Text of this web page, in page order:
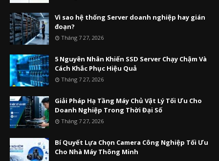
Vì sao hệ thống Server doanh nghiệp hay gián
đoạn?
Tháng 7 27, 2026
5 Nguyên Nhân Khiến SSD Server Chạy Chậm Và
Cách Khắc Phục Hiệu Quả
Tháng 7 27, 2026
Giải Pháp Hạ Tầng Máy Chủ Vật Lý Tối Ưu Cho
Doanh Nghiệp Trong Thời Đại Số
Tháng 7 27, 2026
Bí Quyết Lựa Chọn Camera Công Nghiệp Tối Ưu
Cho Nhà Máy Thông Minh